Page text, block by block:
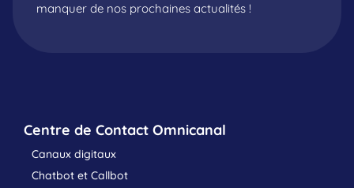
manquer de nos prochaines actualités !
Centre de Contact Omnicanal
Canaux digitaux
Chatbot et Callbot